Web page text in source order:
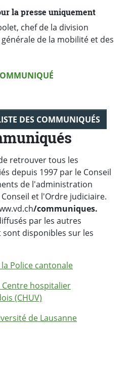
la presse uniquement
chef de la division
de la mobilité et des
DES COMMUNIQUÉS
retrouver tous les
depuis 1997 par le Conseil
de l'administration
et l'Ordre judiciaire.
/communiques.
par les autres
disponibles sur les
Police cantonale
hospitalier
(CHUV)
de Lausanne